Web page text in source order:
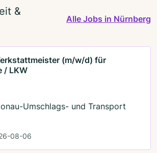
&
Alle Jobs in Nürnberg
(m/w/d) für
/ LKW
Umschlags- und Transport
08-06